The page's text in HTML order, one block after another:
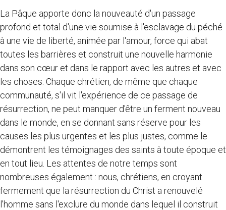
La Pâque apporte donc la nouveauté d'un passage
profond et total d'une vie soumise à l'esclavage du péché
à une vie de liberté, animée par l'amour, force qui abat
toutes les barrières et construit une nouvelle harmonie
dans son cœur et dans le rapport avec les autres et avec
les choses. Chaque chrétien, de même que chaque
communauté, s'il vit l'expérience de ce passage de
résurrection, ne peut manquer d'être un ferment nouveau
dans le monde, en se donnant sans réserve pour les
causes les plus urgentes et les plus justes, comme le
démontrent les témoignages des saints à toute époque et
en tout lieu. Les attentes de notre temps sont
nombreuses également : nous, chrétiens, en croyant
fermement que la résurrection du Christ a renouvelé
l'homme sans l'exclure du monde dans lequel il construit